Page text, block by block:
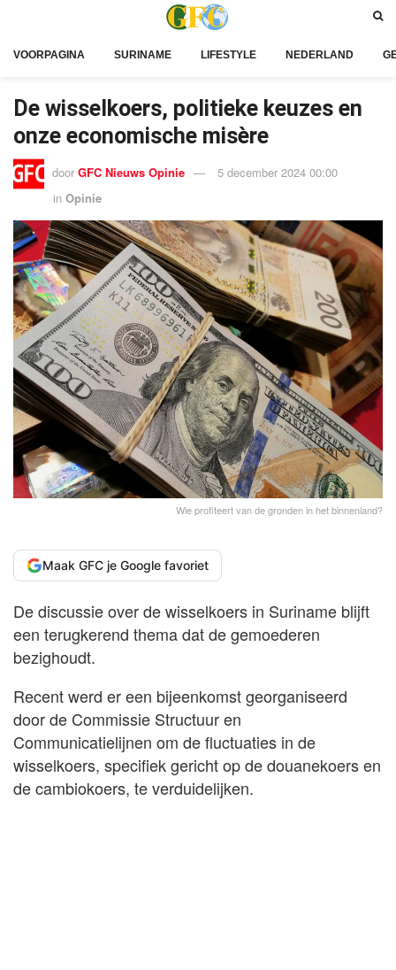
VOORPAGINA SURINAME LIFESTYLE NEDERLAND
De wisselkoers, politieke keuzes en
onze economische misère
door GFC Nieuws Opinie
5 december 2024 00:00
in Opinie
Wie profiteert van de gronden in het binnenland?
Maak GFC je Google favoriet
De discussie over de wisselkoers in Suriname blijft
een terugkerend thema dat de gemoederen
bezighoudt.
Recent werd er een bijeenkomst georganiseerd
door de Commissie Structuur en
Communicatielijnen om de fluctuaties in de
wisselkoers, specifiek gericht op de douanekoers en
de cambiokoers, te verduidelijken.